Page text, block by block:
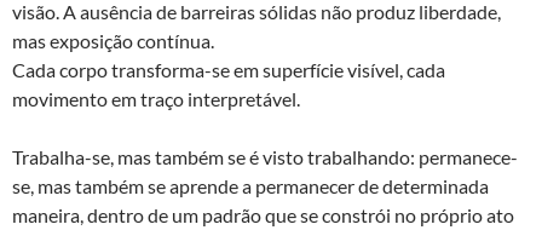
visão. A ausência de barreiras sólidas não produz liberdade,
mas exposição contínua.
Cada corpo transforma-se em superfície visível, cada
movimento em traço interpretável.
Trabalha-se, mas também se é visto trabalhando: permanece-
se, mas também se aprende a permanecer de determinada
maneira, dentro de um padrão que se constrói no próprio ato